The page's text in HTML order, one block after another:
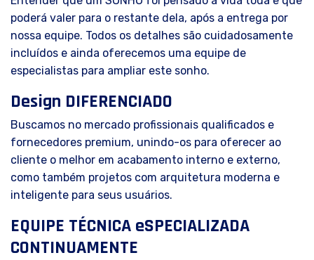
poderá valer para o restante dela, após a entrega por
nossa equipe. Todos os detalhes são cuidadosamente
incluídos e ainda oferecemos uma equipe de
especialistas para ampliar este sonho.
Design DIFERENCIADO
Buscamos no mercado profissionais qualificados e
fornecedores premium, unindo-os para oferecer ao
cliente o melhor em acabamento interno e externo,
como também projetos com arquitetura moderna e
inteligente para seus usuários.
EQUIPE TÉCNICA eSPECIALIZADA
CONTINUAMENTE